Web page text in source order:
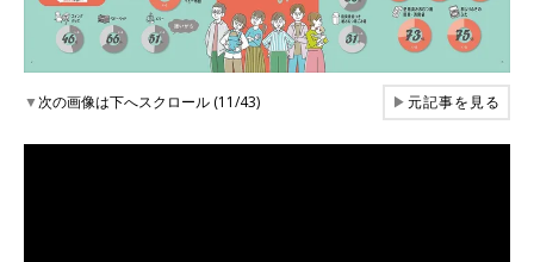
▼次の画像は下へスクロール (11/43) ▶元記事を見る